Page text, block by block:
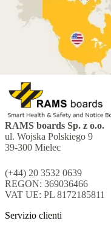
RAMS boards Sp. z o.o.
ul. Wojska Polskiego 9
39-300 Mielec
(+44) 20 3532 0639
REGON: 369036466
VAT UE: PL 8172185811
Servizio clienti